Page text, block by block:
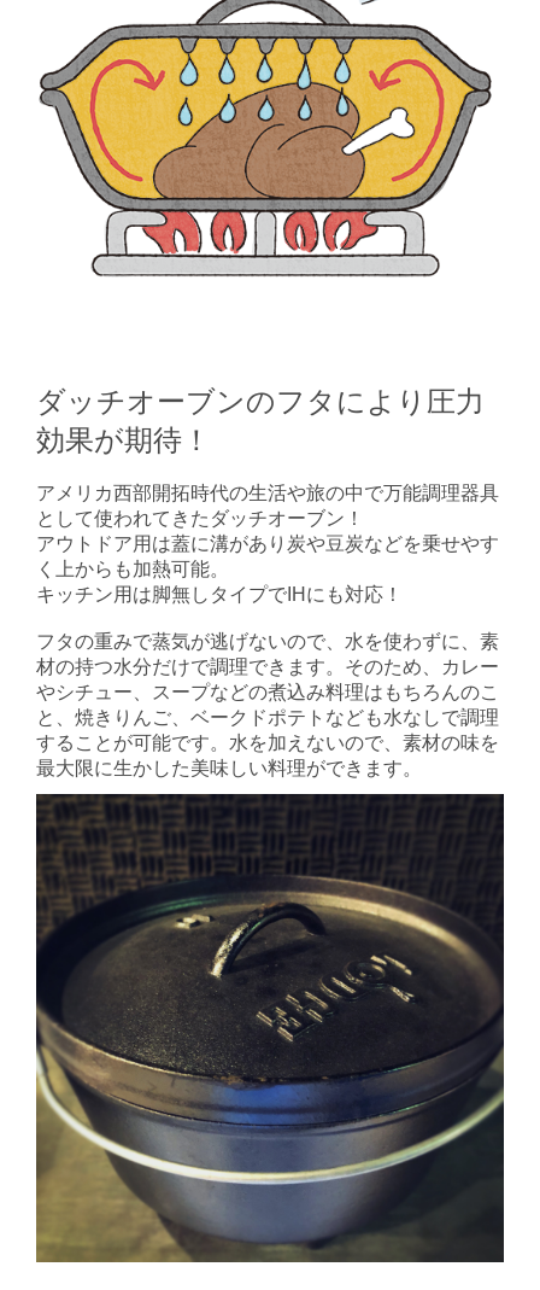
ダッチオーブンのフタにより圧力
効果が期待！
アメリカ西部開拓時代の生活や旅の中で万能調理器具
として使われてきたダッチオーブン！
アウトドア用は蓋に溝があり炭や豆炭などを乗せやす
く上からも加熱可能。
キッチン用は脚無しタイプで IH にも対応！
フタの重みで蒸気が逃げないので、水を使わずに、素
材の持つ水分だけで調理できます。そのため、カレー
やシチュー、スープなどの煮込み料理はもちろんのこ
と、焼きりんご、ベークドポテトなども水なしで調理
することが可能です。水を加えないので、素材の味を
最大限に生かした美味しい料理ができます。